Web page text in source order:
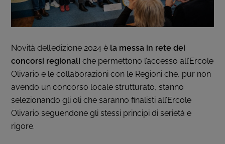
Novità dell’edizione 2024 è la messa in rete dei
concorsi regionali che permettono l’accesso all’Ercole
Olivario e le collaborazioni con le Regioni che, pur non
avendo un concorso locale strutturato, stanno
selezionando gli oli che saranno finalisti all’Ercole
Olivario seguendone gli stessi principi di serietà e
rigore.